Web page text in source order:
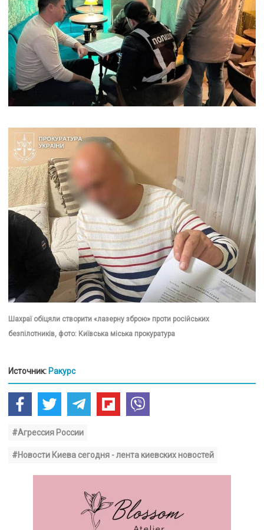
Шахраї обіцяли створити «лазерну зброю» проти російських
безпілотників, фото: Київська міська прокуратура
Источник: Ракурс
#Агрессия России
#Новости Киева сегодня - лента киевских новостей